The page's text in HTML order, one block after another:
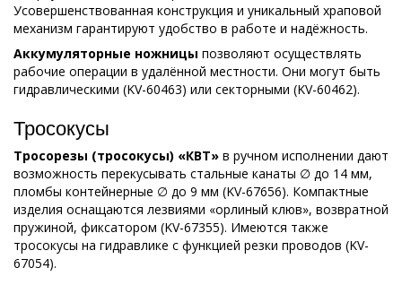
Усовершенствованная конструкция и уникальный храповой
механизм гарантируют удобство в работе и надёжность.
Аккумуляторные ножницы позволяют осуществлять
рабочие операции в удалённой местности. Они могут быть
гидравлическими (KV-60463) или секторными (KV-60462).
Тросокусы
Тросорезы (тросокусы) «КВТ» в ручном исполнении дают
возможность перекусывать стальные канаты ∅ до 14 мм,
пломбы контейнерные ∅ до 9 мм (KV-67656). Компактные
изделия оснащаются лезвиями «орлиный клюв», возвратной
пружиной, фиксатором (KV-67355). Имеются также
тросокусы на гидравлике с функцией резки проводов (KV-
67054).